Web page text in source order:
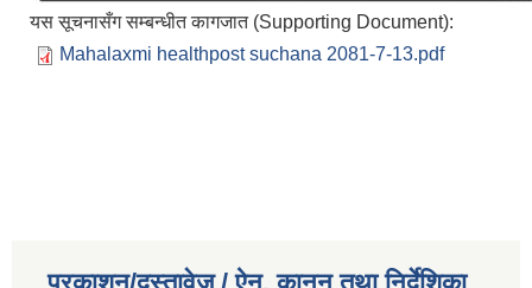
यस सूचनासँग सम्बन्धीत कागजात (Supporting Document):
Mahalaxmi healthpost suchana 2081-7-13.pdf